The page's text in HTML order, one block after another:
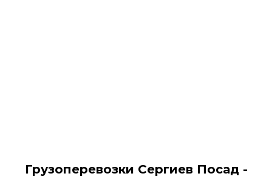
Грузоперевозки Сергиев Посад -